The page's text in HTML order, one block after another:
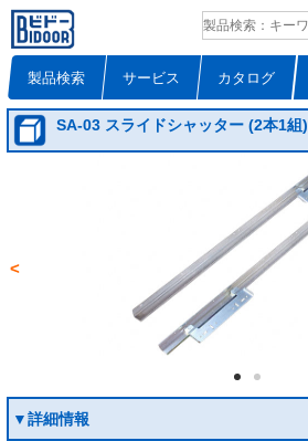
製品検索 サービス カタログ
SA-03 スライドシャッター (2本1組)
<
▼詳細情報